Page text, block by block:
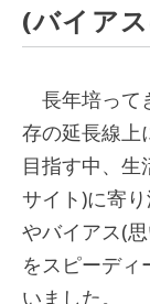
(バイア
長年培って
存の延長線上
目指す中、生
サイト)に寄
やバイアス(
をスピーディ
いました。